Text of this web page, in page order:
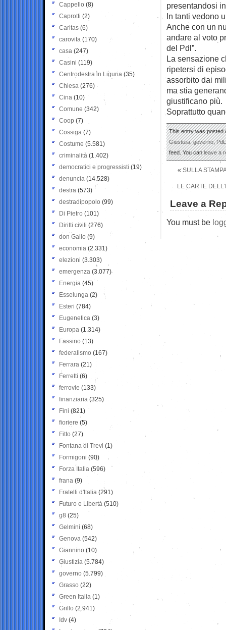
presentandosi
In tanti vedono
Anche con un
andare al voto
del Pdl”.
La sensazione
ripetersi di
assorbito dai
ma stia
giustificano più.
Soprattutto
This entry was posted
Giustizia,governo,PdL
feed. You canleave a
«SULLA
LE CARTE
Leave a
You must be
Cappello (8)
Caprotti (2)
Caritas (6)
carovita (170)
casa (247)
Casini (119)
Centrodestra in Liguria (35)
Chiesa (276)
Cina (10)
Comune (342)
Coop (7)
Cossiga (7)
Costume (5.581)
criminalità (1.402)
democratici e progressisti (19)
denuncia (14.528)
destra (573)
destradipopolo (99)
Di Pietro (101)
Diritti civili (276)
don Gallo (9)
economia (2.331)
elezioni (3.303)
emergenza (3.077)
Energia (45)
Esselunga (2)
Esteri (784)
Eugenetica (3)
Europa (1.314)
Fassino (13)
federalismo (167)
Ferrara (21)
Ferretti (6)
ferrovie (133)
finanziaria (325)
Fini (821)
fioriere (5)
Fitto (27)
Fontana di Trevi (1)
Formigoni (90)
Forza Italia (596)
frana (9)
Fratelli d'Italia (291)
Futuro e Libertà (510)
g8 (25)
Gelmini (68)
Genova (542)
Giannino (10)
Giustizia (5.784)
governo (5.799)
Grasso (22)
Green Italia (1)
Grillo (2.941)
Idv (4)